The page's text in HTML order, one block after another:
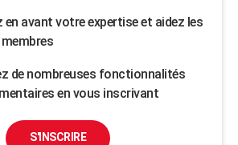
en avant votre expertise et aidez les
de nombreuses fonctionnalités
en vous inscrivant
S'INSCRIRE